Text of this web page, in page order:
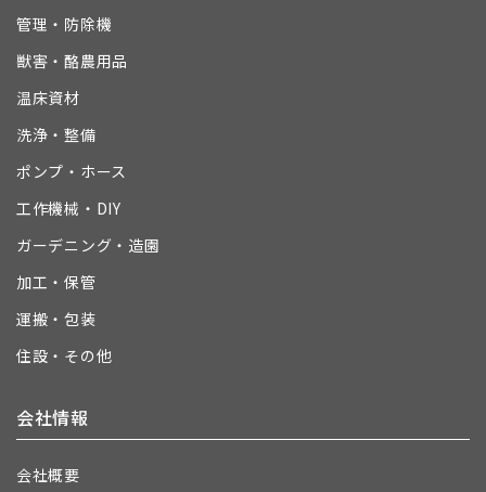
管理・防除機
獣害・酪農用品
温床資材
洗浄・整備
ポンプ・ホース
工作機械・DIY
ガーデニング・造園
加工・保管
運搬・包装
住設・その他
会社情報
会社概要